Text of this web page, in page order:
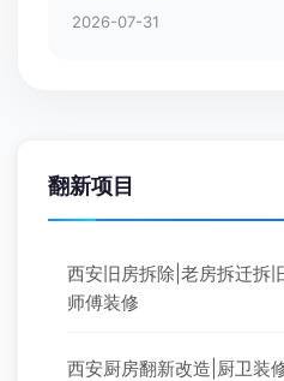
2026-07-31
翻新项目
西安旧房拆除|老房拆迁拆
师傅装修
西安厨房翻新改造|厨卫装